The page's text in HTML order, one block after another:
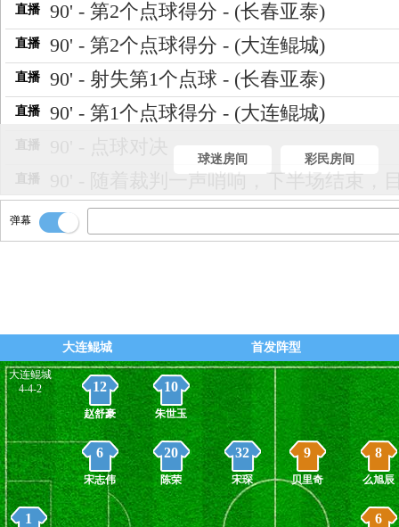
直播 90' - 第2个点球得分 - (长春亚泰)
直播 90' - 第2个点球得分 - (大连鲲城)
直播 90' - 射失第1个点球 - (长春亚泰)
直播 90' - 第1个点球得分 - (大连鲲城)
直播
直播
90' - 随着裁判一声哨响，下半场结束，
比分1-1
86' - 第11个角球 - (长春亚泰)
79' - 第4张黄牌 - (长春亚泰)
球迷房间 彩民房间
弹幕
大连鲲城 首发阵型
大连鲲城
4-4-2
8
么旭辰
6
9
贝里奇
1
6
宋志伟
12
赵舒豪
20
陈荣
10
朱世玉
32
宋琛